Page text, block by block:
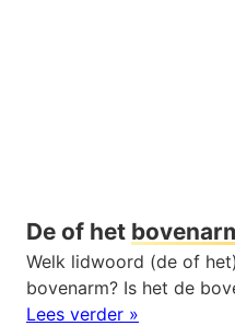
De of het
Welk lidwoord (de of
bovenarm? Is het de
Lees verder »